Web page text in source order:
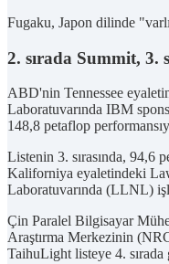
Fugaku, Japon dilinde
2. sırada Summit, 3.
ABD'nin Tennessee
Laboratuvarında IBM
148,8 petaflop
Listenin 3. sırasında, 94,6
Kaliforniya eyaletindeki
Laboratuvarında (LLNL)
Çin Paralel Bilgisayar
Araştırma Merkezinin
TaihuLight listeye 4. sırada